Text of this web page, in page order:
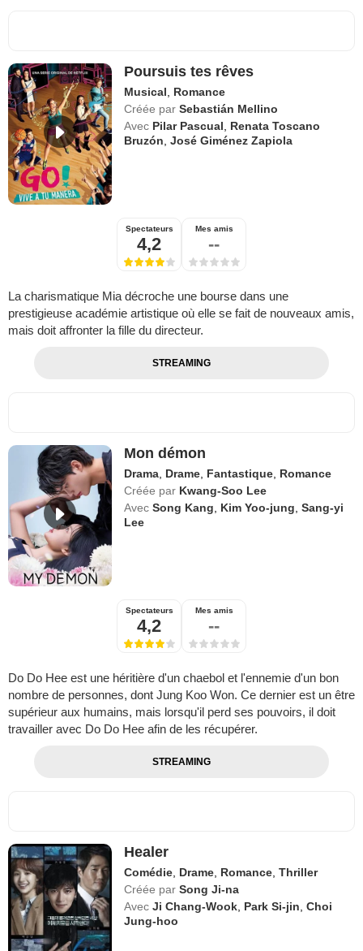
Poursuis tes rêves
Musical, Romance
Créée par Sebastián Mellino
Avec Pilar Pascual, Renata Toscano
Bruzón,José Giménez Zapiola
Spectateurs
4,2
Mes amis
--
La charismatique Mia décroche une bourse dans une
prestigieuse académie artistique où elle se fait de nouveaux amis,
mais doit affronter la fille du directeur.
STREAMING
Mon démon
Drama Drame Fantastique Romance
Créée par Kwang-Soo Lee
Avec Song Kang Kim Yoo-jung ,Sang-yi
Lee
Spectateurs
4,2
Mes amis
--
Do Do Hee est une héritière d'un chaebol et l'ennemie d'un bon
nombre de personnes, dont Jung Koo Won. Ce dernier est un être
supérieur aux humains, mais lorsqu'il perd ses pouvoirs, il doit
travailler avec Do Do Hee afin de les récupérer.
STREAMING
Healer
Comédie Drame Romance ,Thriller
Créée par Song Ji-na
Avec Ji Chang-Wook Park Si-jin ,Choi
Jung-hoo